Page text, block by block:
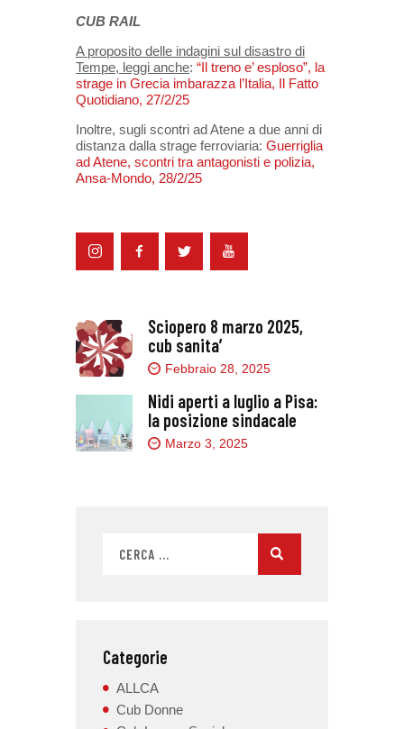
CUB RAIL
A proposito delle indagini sul disastro di
Tempe, leggi anche: “Il treno e’ esploso”, la
strage in Grecia imbarazza l’Italia, Il Fatto
Quotidiano, 27/2/25
Inoltre, sugli scontri ad Atene a due anni di
distanza dalla strage ferroviaria: Guerriglia
ad Atene, scontri tra antagonisti e polizia,
Ansa-Mondo, 28/2/25
Sciopero 8 marzo 2025,
cub sanita’
Febbraio 28, 2025
Nidi aperti a luglio a Pisa:
la posizione sindacale
Marzo 3, 2025
Categorie
ALLCA
Cub Donne